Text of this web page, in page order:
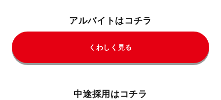
アルバイトはコチラ
くわしく見る
中途採用はコチラ